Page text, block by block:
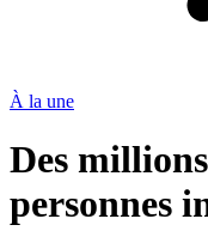
À la une
Des
personnes